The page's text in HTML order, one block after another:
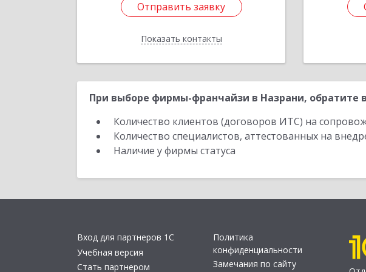
Отправить заявку
Показать контакты
Отправить заявку
Назад
При выборе фирмы-франчайзи в Назрани, обратите
Количество клиентов (договоров ИТС) на
Количество специалистов, аттестованных на
Наличие у фирмы статуса
Вход для партнеров 1С
Учебная версия
Стать партнером
Политика
конфиденциальности
Замечания по сайту